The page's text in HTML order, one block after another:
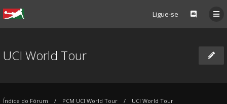
Ligue-se
UCI World Tour
Índice do Fórum PCM UCI World Tour UCI World Tour